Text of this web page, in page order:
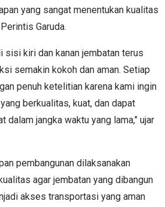
yang sangat menentukan kualitas
Garuda.
sisi kiri dan kanan jembatan terus
semakin kokoh dan aman. Setiap
penuh ketelitian karena kami ingin
berkualitas, kuat, dan dapat
dalam jangka waktu yang lama," ujar
pembangunan dilaksanakan
agar jembatan yang dibangun
akses transportasi yang aman